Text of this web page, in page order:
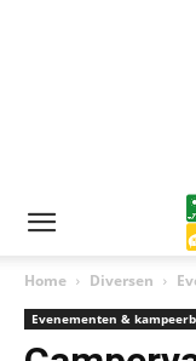
Home Diversen
Evenementen &